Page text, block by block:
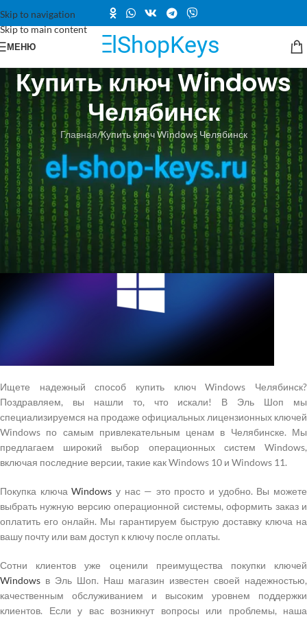
Skip to navigation
Skip to main content
МЕНЮ
Купить ключ Windows
Челябинск
Главная Купить ключ Windows Челябинск
Купить ключ Windows Челябинск —
легко и удобно
Ищете надежный способ купить ключ Windows Челябинск?
Поздравляем, вы нашли то, что искали! В Эль Шоп мы
специализируемся на продаже официальных лицензионных ключей
Windows по самым привлекательным ценам в Челябинске. Мы
предлагаем широкий выбор операционных систем Windows,
включая последние версии, такие как Windows 10 и Windows 11.
Покупка ключаWindows у нас — это просто и удобно. Вы можете
выбрать нужную версию операционной системы, оформить заказ и
оплатить его онлайн. Мы гарантируем быструю доставку ключа на
вашу почту или вам доступ к ключу после оплаты.
Сотни клиентов уже оценили преимущества покупки ключей
Windows в Эль Шоп. Наш магазин известен своей надежностью,
качественным обслуживанием и высоким уровнем поддержки
клиентов. Если у вас возникнут вопросы или проблемы, наша